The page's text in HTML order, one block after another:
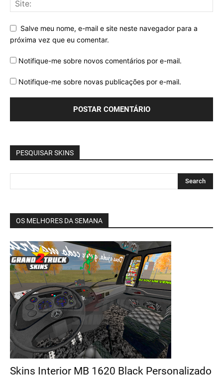
Salve meu nome, e-mail e site neste navegador para a
próxima vez que eu comentar.
Notifique-me sobre novos comentários por e-mail.
Notifique-me sobre novas publicações por e-mail.
PESQUISAR SKINS
OS MELHORES DA SEMANA
Skins Interior MB 1620 Black Personalizado